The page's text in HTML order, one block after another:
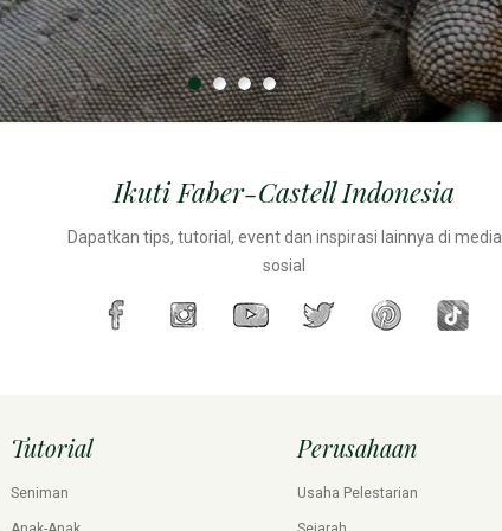
Ikuti Faber-Castell Indonesia
Dapatkan tips, tutorial, event dan inspirasi lainnya di media
sosial
Tutorial
Seniman
Perusahaan
Usaha Pelestarian